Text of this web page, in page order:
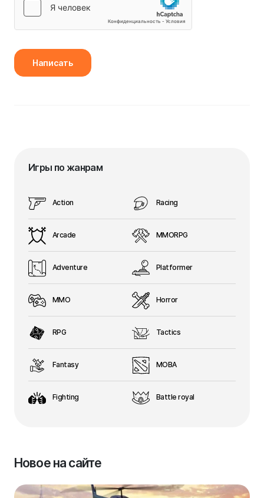
Написать
Игры по жанрам
Action
Arcade
Adventure
MMO
RPG
Fantasy
Fighting
Racing
MMORPG
Platformer
Horror
Tactics
MOBA
Battle royal
Новое на сайте